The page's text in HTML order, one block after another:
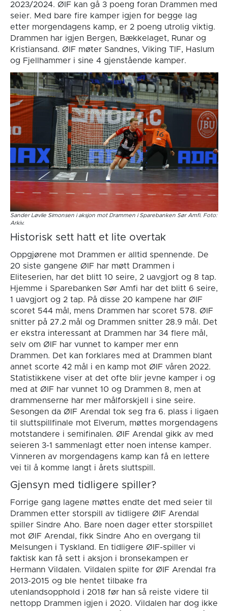
2023/2024. ØIF kan gå 3 poeng foran Drammen med
seier. Med bare fire kamper igjen for begge lag
etter morgendagens kamp, er 2 poeng utrolig viktig.
Drammen har igjen Bergen, Bækkelaget, Runar og
Kristiansand. ØIF møter Sandnes, Viking TIF, Haslum
og Fjellhammer i sine 4 gjenstående kamper.
Sander Løvlie Simonsen i aksjon mot Drammen i Sparebanken Sør Amfi. Foto:
Arkiv.
Historisk sett hatt et lite overtak
Oppgjørene mot Drammen er alltid spennende. De
20 siste gangene ØIF har møtt Drammen i
Eliteserien, har det blitt 10 seire, 2 uavgjort og 8 tap.
Hjemme i Sparebanken Sør Amfi har det blitt 6 seire,
1 uavgjort og 2 tap. På disse 20 kampene har ØIF
scoret 544 mål, mens Drammen har scoret 578. ØIF
snitter på 27.2 mål og Drammen snitter 28.9 mål. Det
er ekstra interessant at Drammen har 34 flere mål,
selv om ØIF har vunnet to kamper mer enn
Drammen. Det kan forklares med at Drammen blant
annet scorte 42 mål i en kamp mot ØIF våren 2022.
Statistikkene viser at det ofte blir jevne kamper i og
med at ØIF har vunnet 10 og Drammen 8, men at
drammenserne har mer målforskjell i sine seire.
Sesongen da ØIF Arendal tok seg fra 6. plass i ligaen
til sluttspillfinale mot Elverum, møttes morgendagens
motstandere i semifinalen. ØIF Arendal gikk av med
seieren 3-1 sammenlagt etter noen intense kamper.
Vinneren av morgendagens kamp kan få en lettere
vei til å komme langt i årets sluttspill.
Gjensyn med tidligere spiller?
Forrige gang lagene møttes endte det med seier til
Drammen etter storspill av tidligere ØIF Arendal
spiller Sindre Aho. Bare noen dager etter storspillet
mot ØIF Arendal, fikk Sindre Aho en overgang til
Melsungen i Tyskland. En tidligere ØIF-spiller vi
faktisk kan få sett i aksjon i bronsekampen er
Hermann Vildalen. Vildalen spilte for ØIF Arendal fra
2013-2015 og ble hentet tilbake fra
utenlandsopphold i 2018 før han så reiste videre til
nettopp Drammen igjen i 2020. Vildalen har dog ikke